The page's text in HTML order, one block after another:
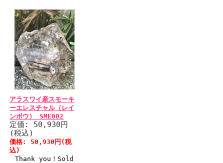
アラスワイ産スモーキ
ーエレスチャル（レイ
ンボウ） SME002
定価: 50,930円
(税込)
価格: 50,930円(税
込)
Thank you！Sold